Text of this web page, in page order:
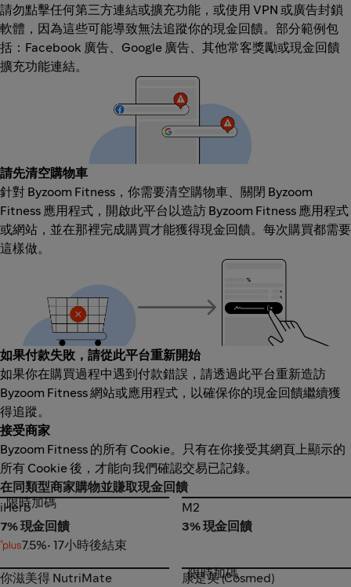
請勿點擊任何第三方連結或擴充功能，或使用 VPN 或廣告封鎖
軟體，因為這些可能導致無法追蹤你的現金回饋。部分範例包
括：Facebook 廣告、Google 廣告、其他常客獎勵或現金回饋
擴充功能連結。
請先清空購物車
針對 Byzoom Fitness，你需要清空購物車、關閉 Byzoom
Fitness 應用程式，開啟此平台以造訪 Byzoom Fitness 應用程式
或網站，並在那裡完成購買才能獲得現金回饋。每次購買都需要
這樣做。
如果付款失敗，請從此平台重新開始
如果你在購買過程中遇到付款錯誤，請透過此平台重新造訪
Byzoom Fitness 網站或應用程式，以確保你的現金回饋繼續獲
得追蹤。
接受商家
Byzoom Fitness 的所有 Cookie。只有在你接受其網頁上顯示的
所有 Cookie 後，才能向我們確認交易已記錄。
在同類型商家購物並賺取現金回饋
iHerb
限時加碼
iHerb
7% 現金回饋
7.5%• 17小時後結束
M2
M2
3% 現金回饋
你滋美得 NutriMate
你滋美得 NutriMate
康是美 (Cosmed)
限時加碼
康是美 (Cosmed)